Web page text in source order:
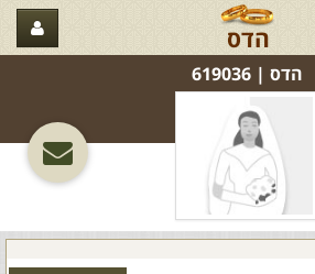
הדס
הדס‏ | 619036